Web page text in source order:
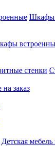
Шкафы
стенки
заказ
Детская мебель